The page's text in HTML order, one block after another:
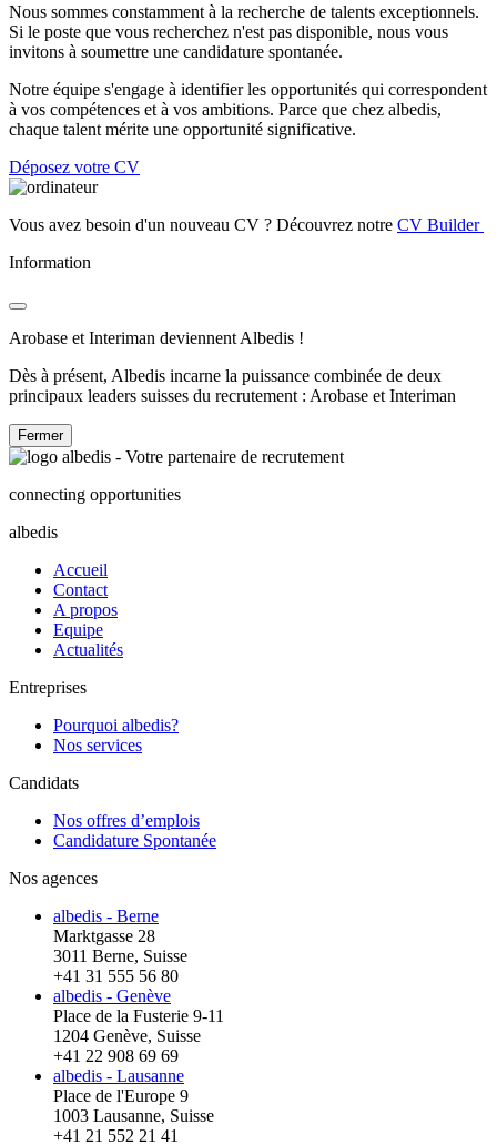
Nous sommes constamment à la recherche de talents exceptionnels.
Si le poste que vous recherchez n'est pas disponible, nous vous
invitons à soumettre une candidature spontanée.
Notre équipe s'engage à identifier les opportunités qui correspondent
à vos compétences et à vos ambitions. Parce que chez albedis,
chaque talent mérite une opportunité significative.
Déposez votre CV
Vous avez besoin d'un nouveau CV ? Découvrez notre CV Builder
Information
Arobase et Interiman deviennent Albedis !
Dès à présent, Albedis incarne la puissance combinée de deux
principaux leaders suisses du recrutement : Arobase et Interiman
Fermer
connecting opportunities
albedis
Accueil
Contact
A propos
Equipe
Actualités
Entreprises
Pourquoi albedis?
Nos services
Candidats
Nos offres d’emplois
Candidature Spontanée
Nos agences
albedis - Berne
Marktgasse 28
3011 Berne, Suisse
+41 31 555 56 80
albedis - Genève
Place de la Fusterie 9-11
1204 Genève, Suisse
+41 22 908 69 69
albedis - Lausanne
Place de l'Europe 9
1003 Lausanne, Suisse
+41 21 552 21 41